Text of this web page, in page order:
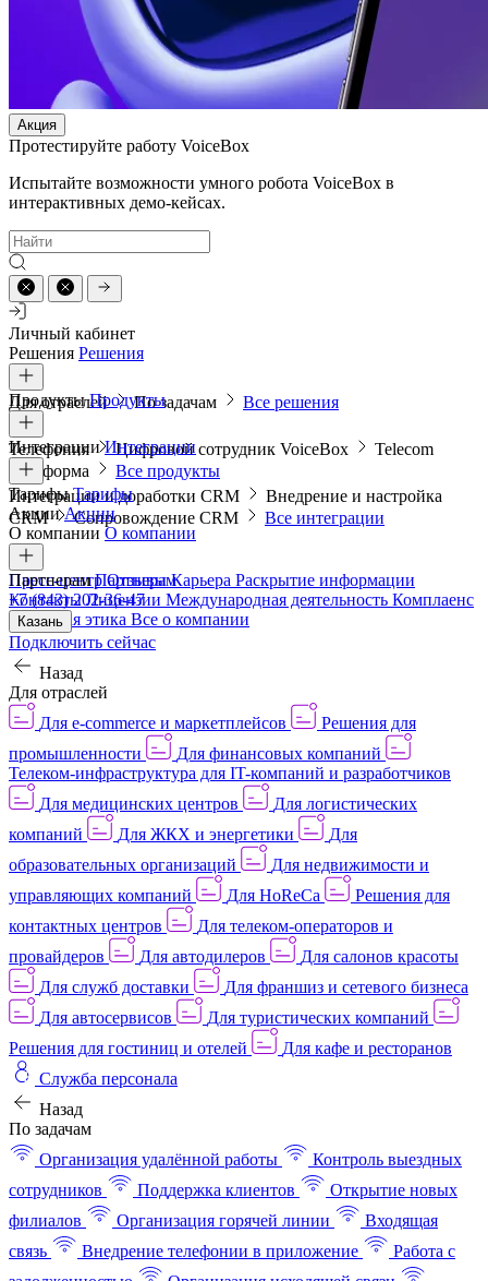
Акция
Протестируйте работу VoiceBox
Испытайте возможности умного робота VoiceBox в
интерактивных демо-кейсах.
Личный кабинет
Решения Решения
Для отраслей По задачам Все решения
ПродуктыПродукты
Телефония Цифровой сотрудник VoiceBox
Telecom
платформа
Все продукты
ИнтеграцииИнтеграции
Интеграции и доработки CRM
Внедрение и настройка
CRM
Сопровождение CRM Все интеграции
ТарифыТарифы
АкцииАкции
О компании О компании
Пресс-центрОтзывыКарьера Раскрытие информации
КонтактыЛицензии Международная деятельность Комплаенс
и деловая этика Все о компании
ПартнерамПартнерам
+7 (843) 202-36-47
Казань
Подключить сейчас
Назад
Для отраслей
Для e-commerce и маркетплейсов
Решения для
промышленности
Для финансовых компаний
Телеком-инфраструктура для IT-компаний и разработчиков
Для медицинских центров
Для логистических
компаний
Для ЖКХ и энергетики
Для
образовательных организаций
Для недвижимости и
управляющих компаний
Для HoReCa
Решения для
контактных центров
Для телеком-операторов и
провайдеров
Для автодилеров
Для салонов красоты
Для служб доставки
Для франшиз и сетевого бизнеса
Для автосервисов
Для туристических компаний
Решения для гостиниц и отелей
Для кафе и ресторанов
Служба персонала
Назад
По задачам
Организация удалённой работы
Контроль выездных
сотрудников
Поддержка клиентов
Открытие новых
филиалов
Организация горячей линии
Входящая
связь
Внедрение телефонии в приложение
Работа с